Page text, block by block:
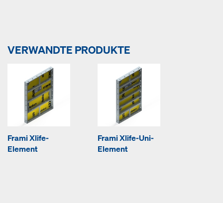
VERWANDTE PRODUKTE
Frami Xlife-
Element
Frami Xlife-Uni-
Element